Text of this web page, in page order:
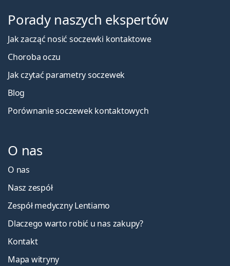
Porady naszych ekspertów
Jak zacząć nosić soczewki kontaktowe
Choroba oczu
Jak czytać parametry soczewek
Blog
Porównanie soczewek kontaktowych
O nas
O nas
Nasz zespół
Zespół medyczny Lentiamo
Dlaczego warto robić u nas zakupy?
Kontakt
Mapa witryny